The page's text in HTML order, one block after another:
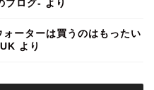
ブログ- より
ォーターは買うのはもったい
より